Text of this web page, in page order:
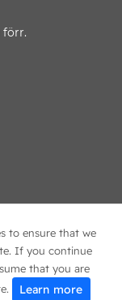
förr.
to ensure that we
If you continue
that you are
Learn more